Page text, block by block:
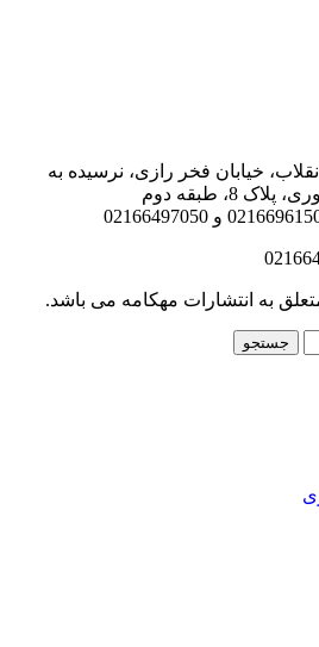
خیابان فخر رازی، نرسیده به
8، طبقه دوم
و 02166497050
به انتشارات مهکامه می باشد.
جستجو